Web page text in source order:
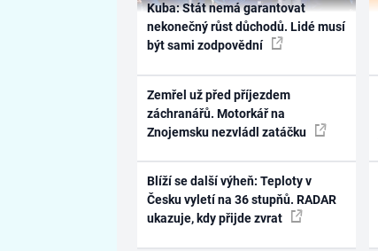
Kuba: Stát nemá garantovat
nekonečný růst důchodů. Lidé musí
být sami zodpovědní
Zemřel už před příjezdem
záchranářů. Motorkář na
Znojemsku nezvládl zatáčku
Blíží se další výheň: Teploty v
Česku vyletí na 36 stupňů. RADAR
ukazuje, kdy přijde zvrat